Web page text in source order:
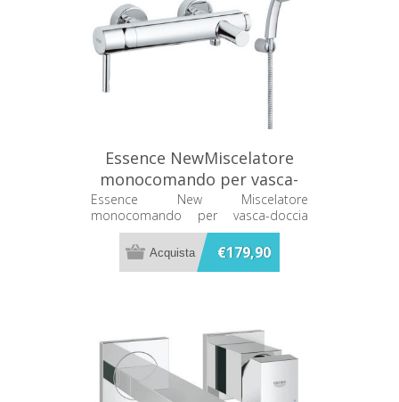
Essence NewMiscelatore
monocomando per vasca-
doccia Grohe 33628000
Essence New Miscelatore
monocomando per vasca-doccia
Grohe 33628000
€179,90